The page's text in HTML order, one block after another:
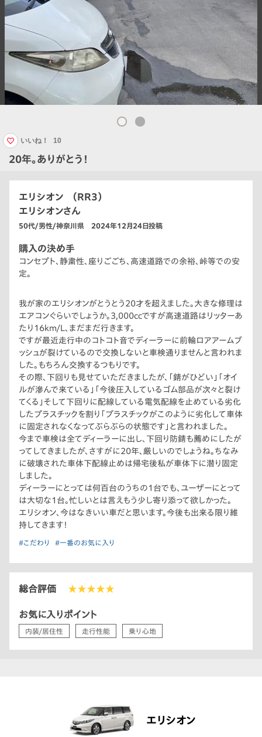
20年。ありがとう！
いいね！ 10
エリシオン （RR3）
エリシオンさん
50代/男性/神奈川県 2024年12月24日投稿
購入の決め手
コンセプト、静粛性、座りごごち、高速道路での余裕、峠等での安
定。
我が家のエリシオンがとうとう20才を超えました。大きな修理は
エアコンぐらいでしょうか。3,000ccですが高速道路はリッターあ
たり16km/L、まだまだ行きます。
ですが最近走行中のコトコト音でディーラーに前輪ロアアームブ
ッシュが裂けているので交換しないと車検通りませんと言われま
した。もちろん交換するつもりです。
その際、下回りも見せていただきましたが、「錆がひどい」「オイ
ルが滲んで来ている」「今後圧入しているゴム部品が次々と裂け
てくる」そして下回りに配線している電気配線を止めている劣化
したプラスチックを割り「プラスチックがこのように劣化して車体
に固定されなくなってぶらぶらの状態です」と言われました。
今まで車検は全てディーラーに出し、下回り防錆も薦めにしたが
ってしてきましたが、さすがに20年、厳しいのでしょうね。ちなみ
に破壊された車体下配線止めは帰宅後私が車体下に潜り固定
しました。
ディーラーにとっては何百台のうちの1台でも、ユーザーにとって
は大切な1台。忙しいとは言えもう少し寄り添って欲しかった。
エリシオン、今はなきいい車だと思います。今後も出来る限り維
持してきます！
#こだわり #一番のお気に入り
総合評価 ★★★★★
お気に入りポイント
内装/居住性 走行性能 乗り心地
エリシオン